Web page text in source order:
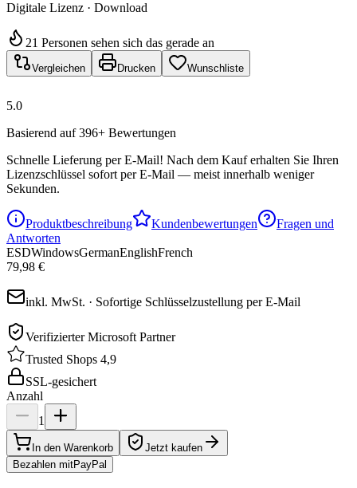
Digitale Lizenz · Download
21 Personen sehen sich das gerade an
Vergleichen Drucken Wunschliste
5.0
Basierend auf 396+ Bewertungen
Schnelle Lieferung per E-Mail! Nach dem Kauf erhalten Sie Ihren
Lizenzschlüssel sofort per E-Mail — meist innerhalb weniger
Sekunden.
Produktbeschreibung Kundenbewertungen
Fragen und
Antworten
ESDWindowsGermanEnglishFrench
79,98 €
inkl. MwSt. · Sofortige Schlüsselzustellung per E-Mail
Verifizierter Microsoft Partner
Trusted Shops 4,9
SSL-gesichert
Anzahl
1
In den Warenkorb
Jetzt kaufen
Bezahlen mitPayPal